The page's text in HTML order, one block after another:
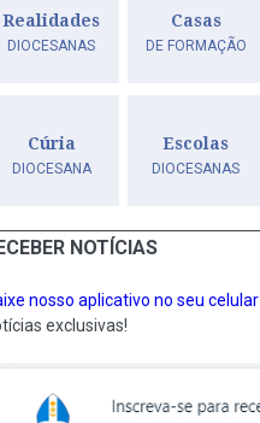
Realidades
DIOCESANAS
Casas
DE FORMAÇÃO
Cúria
DIOCESANA
Escolas
DIOCESANAS
NOTÍCIAS
nosso aplicativo no seu celular
exclusivas!